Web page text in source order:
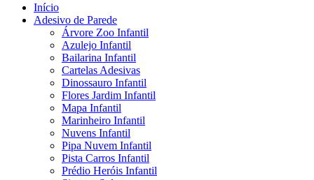
Início
Adesivo de Parede
Árvore Zoo Infantil
Azulejo Infantil
Bailarina Infantil
Cartelas Adesivas
Dinossauro Infantil
Flores Jardim Infantil
Mapa Infantil
Marinheiro Infantil
Nuvens Infantil
Pipa Nuvem Infantil
Pista Carros Infantil
Prédio Heróis Infantil